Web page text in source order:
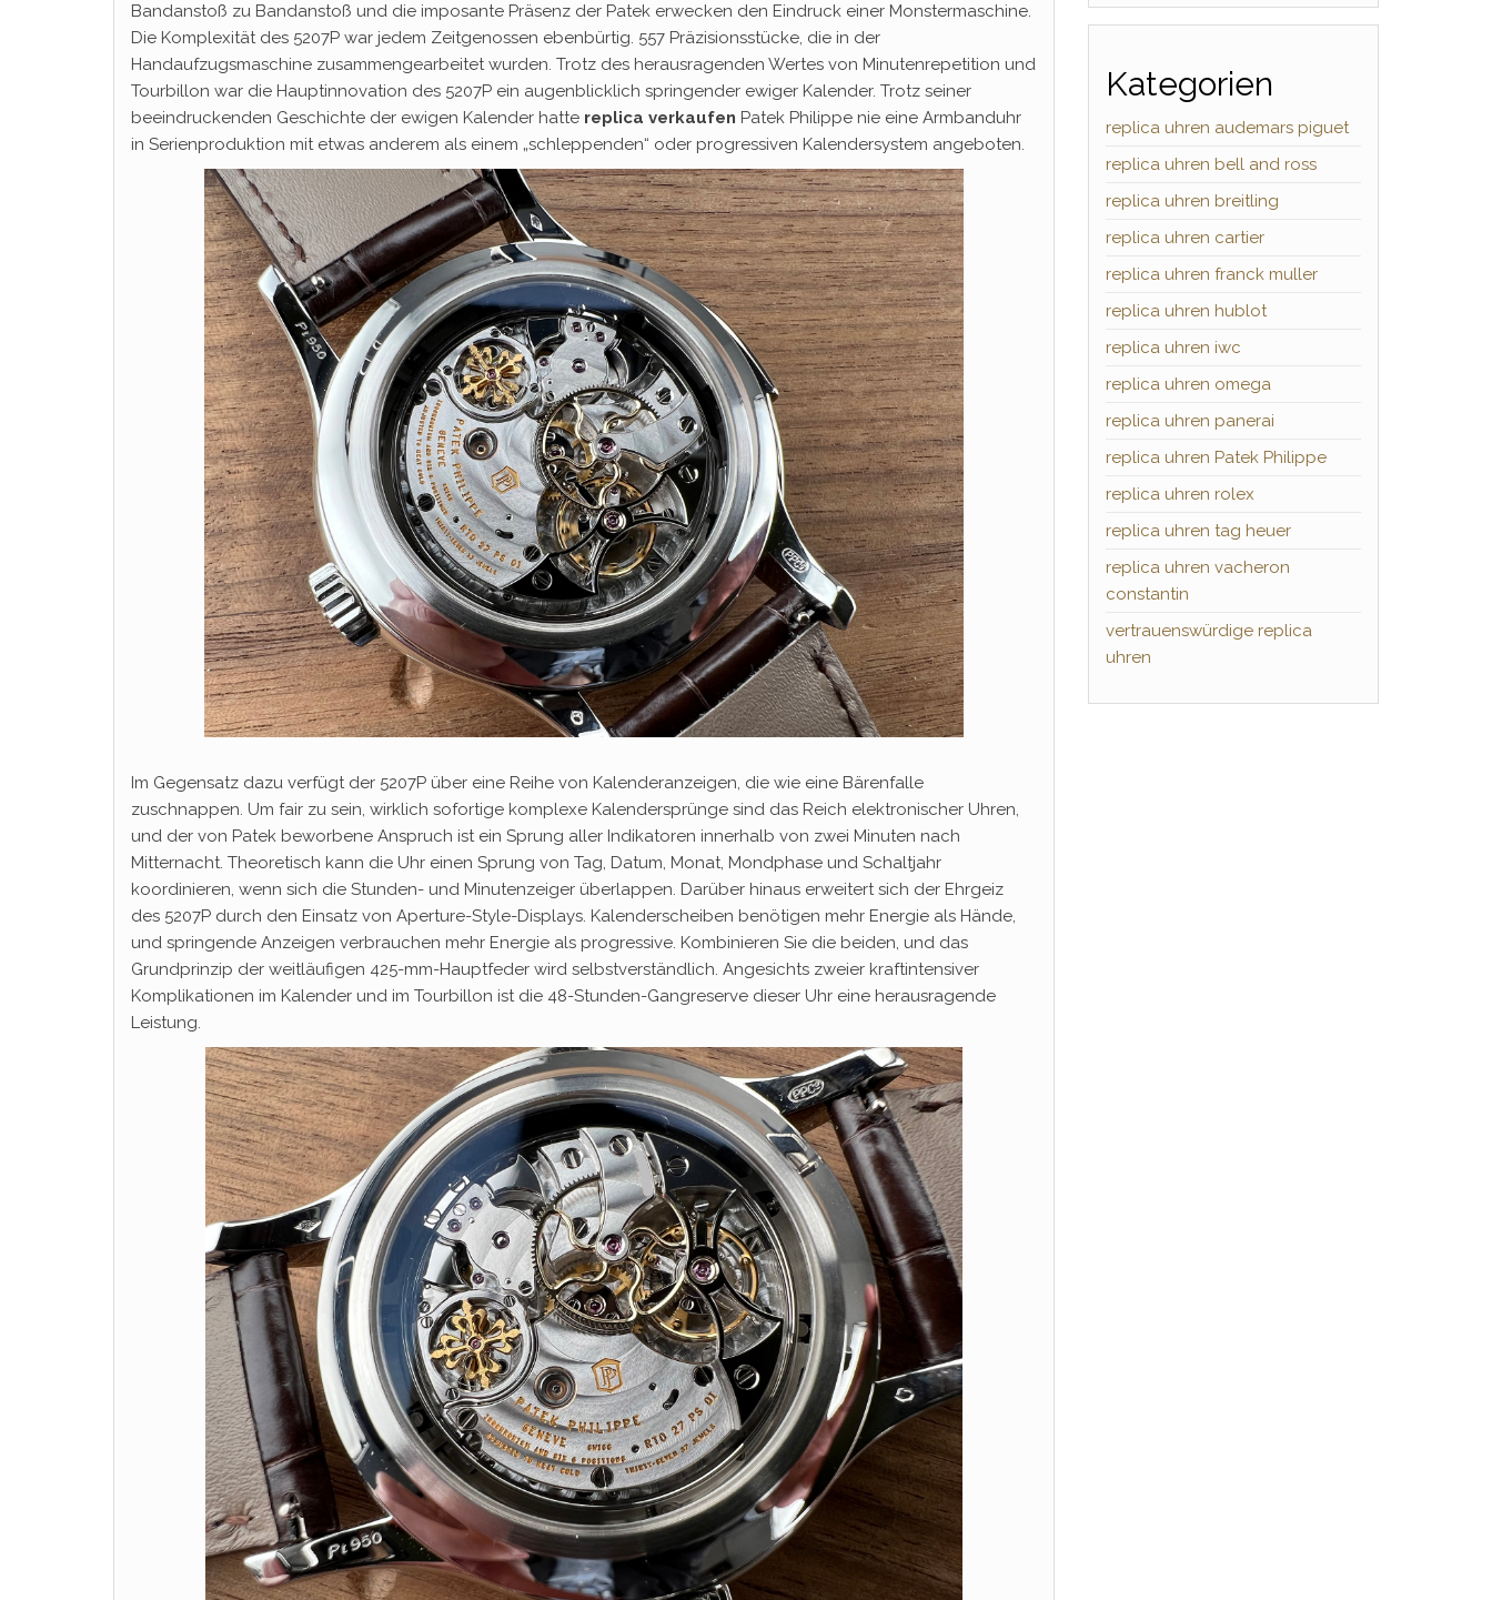
Bandanstoß zu Bandanstoß und die imposante Präsenz der Patek erwecken den Eindruck einer Monstermaschine.
Die Komplexität des 5207P war jedem Zeitgenossen ebenbürtig. 557 Präzisionsstücke, die in der
Handaufzugsmaschine zusammengearbeitet wurden. Trotz des herausragenden Wertes von Minutenrepetition und
Tourbillon war die Hauptinnovation des 5207P ein augenblicklich springender ewiger Kalender. Trotz seiner
beeindruckenden Geschichte der ewigen Kalender hatte replica verkaufen Patek Philippe nie eine Armbanduhr
in Serienproduktion mit etwas anderem als einem „schleppenden“ oder progressiven Kalendersystem angeboten.
Im Gegensatz dazu verfügt der 5207P über eine Reihe von Kalenderanzeigen, die wie eine Bärenfalle
zuschnappen. Um fair zu sein, wirklich sofortige komplexe Kalendersprünge sind das Reich elektronischer Uhren,
und der von Patek beworbene Anspruch ist ein Sprung aller Indikatoren innerhalb von zwei Minuten nach
Mitternacht. Theoretisch kann die Uhr einen Sprung von Tag, Datum, Monat, Mondphase und Schaltjahr
koordinieren, wenn sich die Stunden- und Minutenzeiger überlappen. Darüber hinaus erweitert sich der Ehrgeiz
des 5207P durch den Einsatz von Aperture-Style-Displays. Kalenderscheiben benötigen mehr Energie als Hände,
und springende Anzeigen verbrauchen mehr Energie als progressive. Kombinieren Sie die beiden, und das
Grundprinzip der weitläufigen 425-mm-Hauptfeder wird selbstverständlich. Angesichts zweier kraftintensiver
Komplikationen im Kalender und im Tourbillon ist die 48-Stunden-Gangreserve dieser Uhr eine herausragende
Leistung.
Kategorien
replica uhren audemars piguet
replica uhren bell and ross
replica uhren breitling
replica uhren cartier
replica uhren franck muller
replica uhren hublot
replica uhren iwc
replica uhren omega
replica uhren panerai
replica uhren Patek Philippe
replica uhren rolex
replica uhren tag heuer
replica uhren vacheron
constantin
vertrauenswürdige replica
uhren